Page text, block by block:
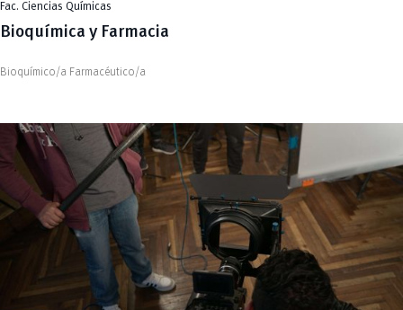
Fac. Ciencias Químicas
Bioquímica y Farmacia
Bioquímico/a Farmacéutico/a